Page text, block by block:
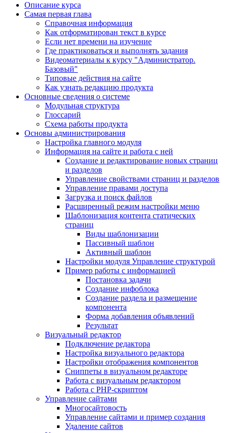
Описание курса
Самая первая глава
Справочная информация
Как отформатирован текст в курсе
Если нет времени на изучение
Где практиковаться и выполнять задания
Видеоматериалы к курсу "Администратор.
Базовый"
Типовые действия на сайте
Как узнать редакцию продукта
Основные сведения о системе
Модульная структура
Глоссарий
Схема работы продукта
Основы администрирования
Настройка главного модуля
Информация на сайте и работа с ней
Создание и редактирование новых страниц
и разделов
Управление свойствами страниц и разделов
Управление правами доступа
Загрузка и поиск файлов
Расширенный режим настройки меню
Шаблонизация контента статических
страниц
Виды шаблонизации
Пассивный шаблон
Активный шаблон
Настройки модуля Управление структурой
Пример работы с информацией
Постановка задачи
Создание инфоблока
Создание раздела и размещение
компонента
Форма добавления объявлений
Результат
Визуальный редактор
Подключение редактора
Настройка визуального редактора
Настройки отображения компонентов
Сниппеты в визуальном редакторе
Работа с визуальным редактором
Работа с PHP-скриптом
Управление сайтами
Многосайтовость
Управление сайтами и пример создания
Удаление сайтов